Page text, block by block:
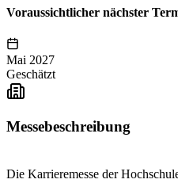
Voraussichtlicher nächster
Mai 2027
Geschätzt
Messebeschreibung
Die Karrieremesse der